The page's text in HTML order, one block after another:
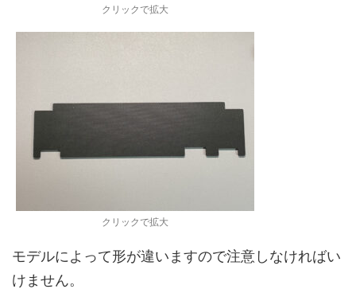
クリックで拡大
クリックで拡大
モデルによって形が違いますので注意しなければい
けません。